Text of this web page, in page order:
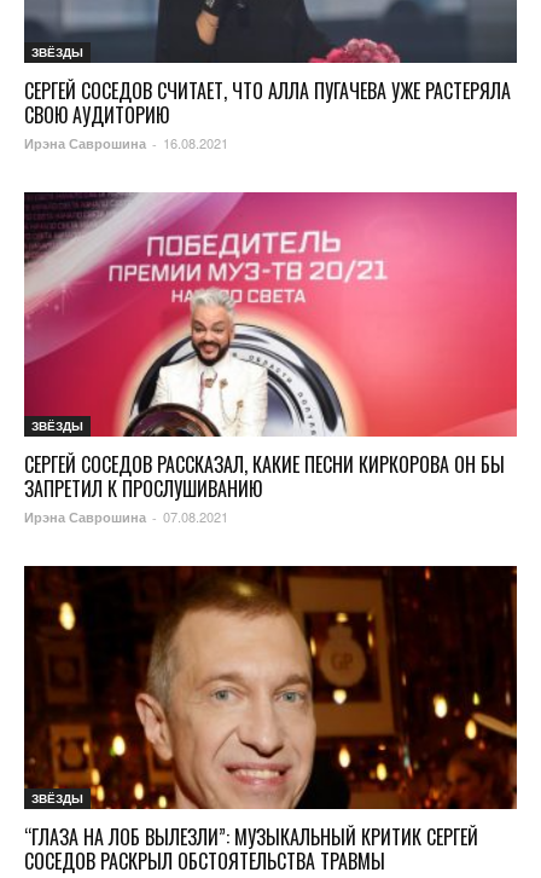
ЗВЁЗДЫ
СЕРГЕЙ СОСЕДОВ СЧИТАЕТ, ЧТО АЛЛА ПУГАЧЕВА УЖЕ РАСТЕРЯЛА
СВОЮ АУДИТОРИЮ
Ирэна Саврошина - 16.08.2021
ЗВЁЗДЫ
СЕРГЕЙ СОСЕДОВ РАССКАЗАЛ, КАКИЕ ПЕСНИ КИРКОРОВА ОН БЫ
ЗАПРЕТИЛ К ПРОСЛУШИВАНИЮ
Ирэна Саврошина - 07.08.2021
ЗВЁЗДЫ
“ГЛАЗА НА ЛОБ ВЫЛЕЗЛИ”: МУЗЫКАЛЬНЫЙ КРИТИК СЕРГЕЙ
СОСЕДОВ РАСКРЫЛ ОБСТОЯТЕЛЬСТВА ТРАВМЫ